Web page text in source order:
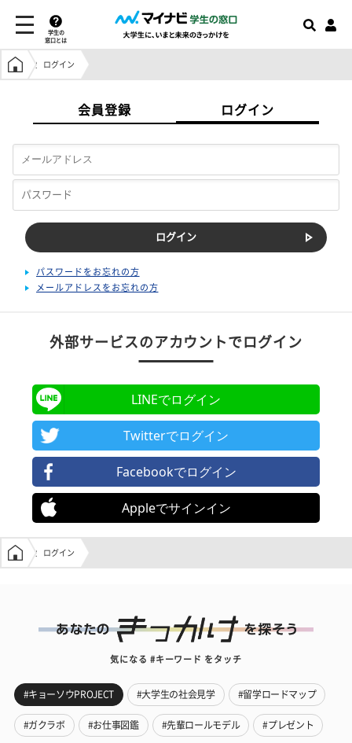
学生の
窓口とは
学生の窓口トップ
ログイン
会員登録 ログイン
パスワードをお忘れの方
メールアドレスをお忘れの方
外部サービスのアカウントでログイン
LINEでログイン
Twitterでログイン
Facebookでログイン
Appleでサインイン
学生の窓口トップ
ログイン
気になる #キーワード をタッチ
#キョーソウPROJECT #大学生の社会見学 #留学ロードマップ
#ガクラボ #お仕事図鑑 #先輩ロールモデル #プレゼント